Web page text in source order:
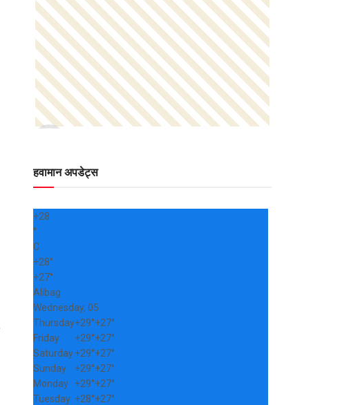
हवामान अपडेट्स
+28
°
C
+28°
+27°
Alibag
Wednesday, 05
Thursday+29°+27°
Friday
+29°+27°
Saturday+29°+27°
Sunday
+29°+27°
Monday
+29°+27°
Tuesday +28°+27°